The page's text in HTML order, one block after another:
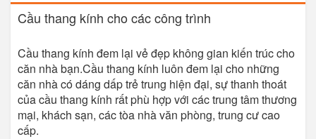
Cầu thang kính cho các công trình
Cầu thang kính đem lại vẻ đẹp không gian kiến trúc cho
căn nhà bạn.Cầu thang kính luôn đem lại cho những
căn nhà có dáng dấp trẻ trung hiện đại, sự thanh thoát
của cầu thang kính rất phù hợp với các trung tâm thương
mại, khách sạn, các tòa nhà văn phòng, trung cư cao
cấp.